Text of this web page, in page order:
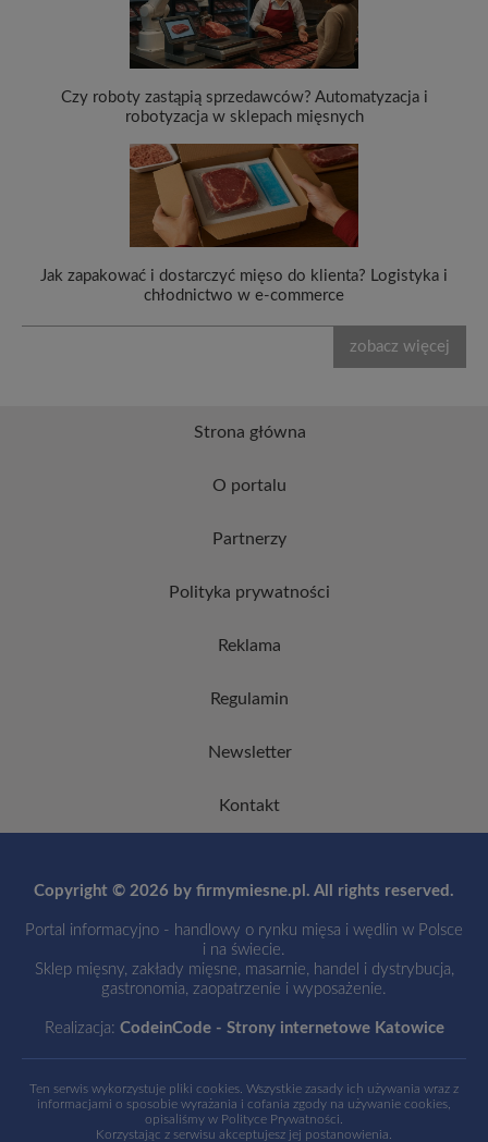
Czy roboty zastąpią sprzedawców? Automatyzacja i
robotyzacja w sklepach mięsnych
Jak zapakować i dostarczyć mięso do klienta? Logistyka i
chłodnictwo w e-commerce
zobacz więcej
Strona główna
O portalu
Partnerzy
Polityka prywatności
Reklama
Regulamin
Newsletter
Kontakt
Copyright © 2026 by firmymiesne.pl. All rights reserved.
Portal informacyjno - handlowy o rynku mięsa i wędlin w Polsce
i na świecie.
Sklep mięsny, zakłady mięsne, masarnie, handel i dystrybucja,
gastronomia, zaopatrzenie i wyposażenie.
Realizacja: CodeinCode - Strony internetowe Katowice
Ten serwis wykorzystuje pliki cookies. Wszystkie zasady ich używania wraz z
informacjami o sposobie wyrażania i cofania zgody na używanie cookies,
opisaliśmy w Polityce Prywatności
Korzystając z serwisu akceptujesz jej postanowienia.